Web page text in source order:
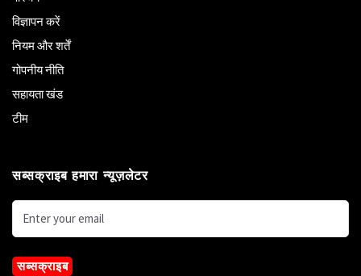
विज्ञापन करें
नियम और शर्तें
गोपनीय नीति
सहायता खंड
टीम
सब्सक्राइब हमारा न्यूज़लेटर
सब्सक्राइब